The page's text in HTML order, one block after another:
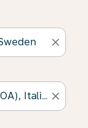
close
close